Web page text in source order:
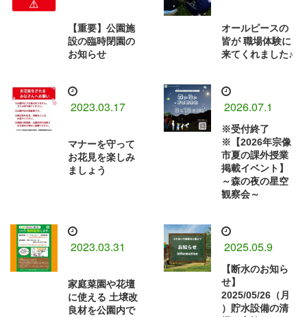
【重要】公園施
設の臨時閉園の
お知らせ
オールピースの
皆が⁡ 職場体験に
来てくれました♪⁡
2023.03.17
マナーを守って
お花見を楽しみ
ましょう
2026.07.1
※受付終了
※【2026年宗像
市夏の課外授業
掲載イベント】
～森の夜の星空
観察会～
2023.03.31
家庭菜園や花壇
に使える⁡ 土壌改
良材を公園内で
2025.05.9
【断水のお知ら
せ】
2025/05/26（月
）貯水設備の清